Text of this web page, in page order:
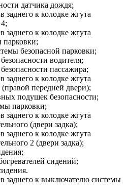
датчика дождя;
заднего к колодке жгута
заднего к колодке жгута
парковки;
безопасной парковки;
водителя;
пассажира;
заднего к колодке жгута
передней двери);
подушек безопасности;
парковки;
заднего к колодке жгута
(двери задка);
заднего к колодке жгута
2 (двери задка);
сидений;
заднего к выключателю системы